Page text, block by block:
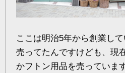
ここは明治5年から創業し
売ってたんですけども、現
かフトン用品を売っています